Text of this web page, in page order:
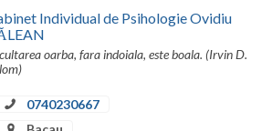
Individual de Psihologie Ovidiu
oarba, fara indoiala, este boala. (Irvin D.
0740230667